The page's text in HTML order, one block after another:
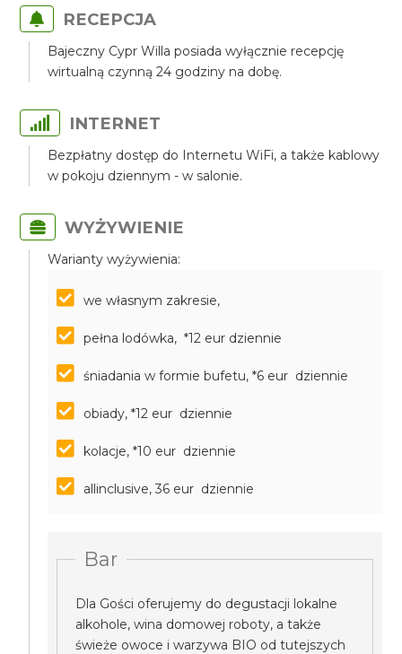
RECEPCJA
Bajeczny Cypr Willa posiada wyłącznie recepcję
wirtualną czynną 24 godziny na dobę.
INTERNET
Bezpłatny dostęp do Internetu WiFi, a także kablowy
w pokoju dziennym - w salonie.
WYŻYWIENIE
Warianty wyżywienia:
we własnym zakresie,
pełna lodówka, *12 eur dziennie
śniadania w formie bufetu, *6 eur dziennie
obiady, *12 eur dziennie
kolacje, *10 eur dziennie
allinclusive, 36 eur dziennie
Bar
Dla Gości oferujemy do degustacji lokalne
alkohole, wina domowej roboty, a także
świeże owoce i warzywa BIO od tutejszych